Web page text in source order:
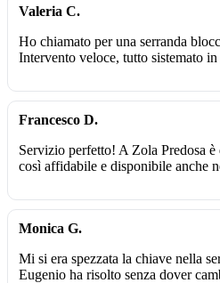
Valeria C.
Ho chiamato per una serranda
Intervento veloce, tutto sistemato
Francesco D.
Servizio perfetto! A Zola Predosa
così affidabile e disponibile anche
Monica G.
Mi si era spezzata la chiave nella
Eugenio ha risolto senza dover